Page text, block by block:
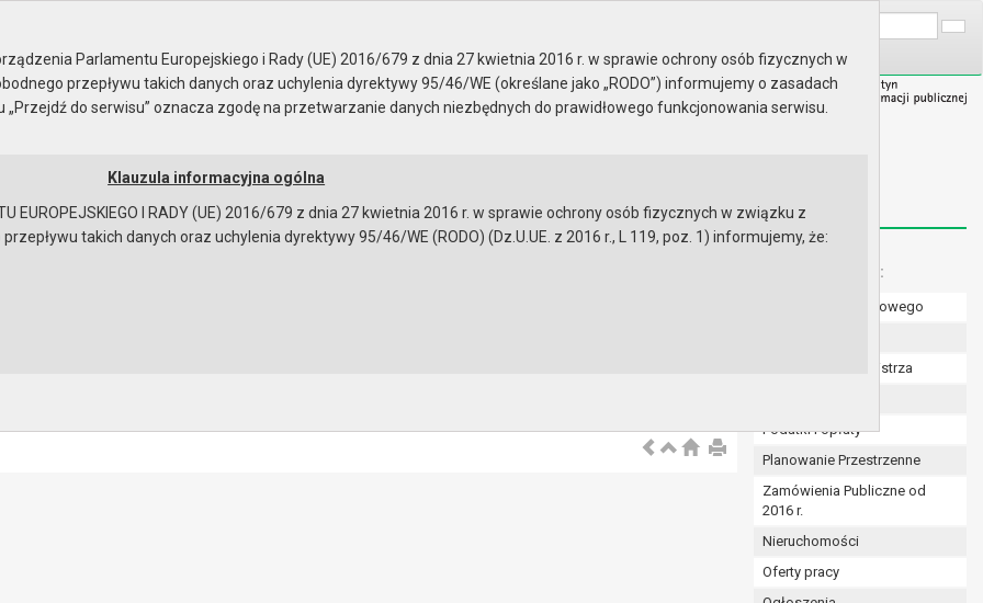
Instrukcja korzystania Dostępność
- 25.09.2025 Menu dodatkowe:
Numer konta bankowego
Zarządzenia Burmistrza
Podatki i opłaty
Planowanie Przestrzenne
Zamówienia Publiczne od
2016 r.
Nieruchomości
Oferty pracy
Parlamentu Europejskiego i Rady (UE) 2016/679 z dnia 27 kwietnia 2016 r. w sprawie ochrony osób fizycznych w
przepływu takich danych oraz uchylenia dyrektywy 95/46/WE (określane jako „RODO”) informujemy o zasadach
do serwisu” oznacza zgodę na przetwarzanie danych niezbędnych do prawidłowego funkcjonowania serwisu.
Klauzula informacyjna ogólna
EUROPEJSKIEGO I RADY (UE) 2016/679 z dnia 27 kwietnia 2016 r. w sprawie ochrony osób fizycznych w związku z
takich danych oraz uchylenia dyrektywy 95/46/WE (RODO) (Dz.U.UE. z 2016 r., L 119, poz. 1) informujemy, że:
przepisami prawa w celu:
a w szczególności ustawy z dnia 8 marca 1990 r. o samorządzie gminnym (Dz.U. z 2017r., poz. 1875 ze zm.) oraz z
a także obowiązków i zadań zleconych przez instytucje nadrzędne wobec Gminy;
lub innej osoby fizycznej;